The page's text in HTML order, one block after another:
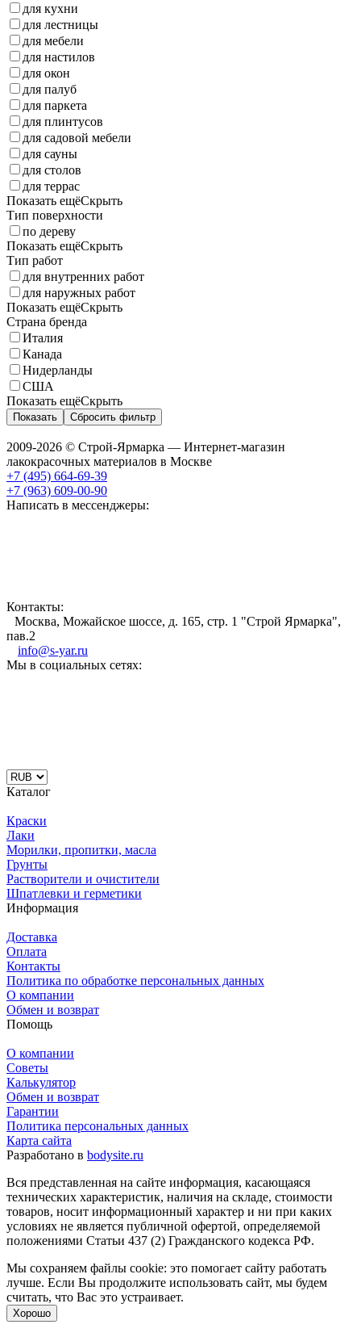
для кухни
для лестницы
для мебели
для настилов
для окон
для палуб
для паркета
для плинтусов
для садовой мебели
для сауны
для столов
для террас
Показать ещёСкрыть
Тип поверхности
по дереву
Показать ещёСкрыть
Тип работ
для внутренних работ
для наружных работ
Показать ещёСкрыть
Страна бренда
Италия
Канада
Нидерланды
США
Показать ещёСкрыть
Показать Сбросить фильтр
2009-2026 © Строй-Ярмарка — Интернет-магазин
лакокрасочных материалов в Москве
+7 (495) 664-69-39
+7 (963) 609-00-90
Написать в мессенджеры:
Контакты:
Москва, Можайское шоссе, д. 165, стр. 1 "Строй Ярмарка",
пав.2
info@s-yar.ru
Мы в социальных сетях:
Каталог
Краски
Лаки
Морилки, пропитки, масла
Грунты
Растворители и очистители
Шпатлевки и герметики
Информация
Доставка
Оплата
Контакты
Политика по обработке персональных данных
О компании
Обмен и возврат
Помощь
О компании
Советы
Калькулятор
Обмен и возврат
Гарантии
Политика персональных данных
Карта сайта
Разработано в bodysite.ru
Вся представленная на сайте информация, касающаяся
технических характеристик, наличия на складе, стоимости
товаров, носит информационный характер и ни при каких
условиях не является публичной офертой, определяемой
положениями Статьи 437 (2) Гражданского кодекса РФ.
Мы сохраняем файлы cookie: это помогает сайту работать
лучше. Если Вы продолжите использовать сайт, мы будем
считать, что Вас это устраивает.
Хорошо